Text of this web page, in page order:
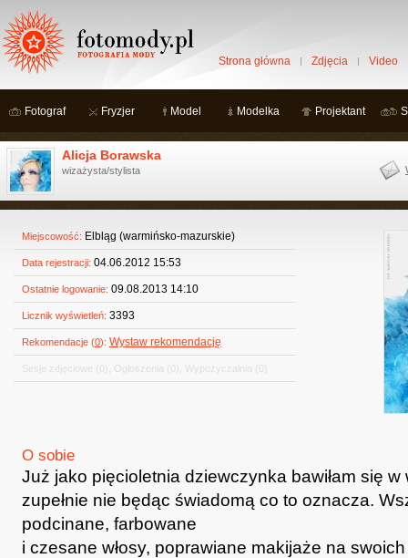
Strona główna Zdjęcia Video
Fotograf Fryzjer Model Modelka Projektant
Alicja Borawska
wizażysta/stylista
Miejscowość: Elbląg (warmińsko-mazurskie)
Data rejestracji: 04.06.2012 15:53
Ostatnie logowanie: 09.08.2013 14:10
Licznik wyświetleń: 3393
Rekomendacje (0): Wystaw rekomendację
Sesje zdjęciowe (0) Ogłoszenia (0) Wypożyczalnia (0)
O sobie
Już jako pięcioletnia dziewczynka bawiłam się
zupełnie nie będąc świadomą co to oznacza.
podcinane, farbowane
i czesane włosy, poprawiane makijaże na